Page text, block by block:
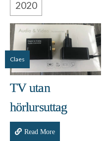
2020
Claes
TV utan
hörlursuttag
Read More